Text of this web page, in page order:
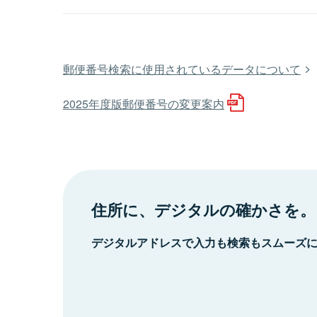
郵便番号検索に使用されているデータについて
2025年度版郵便番号の変更案内
住所に、デジタルの確かさを。
デジタルアドレスで入力も検索もスムーズ